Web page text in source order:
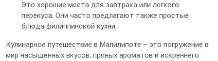
Это хорошие места для завтрака или легкого
перекуса. Они часто предлагают также простые
блюда филиппинской кухни.
Кулинарное путешествие в Малилипоте – это погружение в
мир насыщенных вкусов, пряных ароматов и искреннего